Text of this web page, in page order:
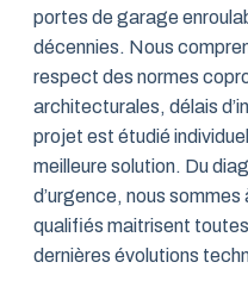
portes de garage
décennies. Nous
respect des normes
architecturales, délais
projet est étudié
meilleure solution. Du
d’urgence, nous
qualifiés maitrisent
dernières évolutions